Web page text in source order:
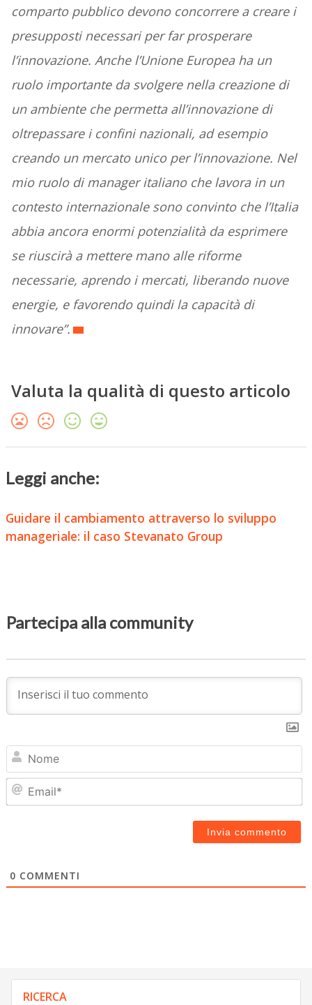
comparto pubblico devono concorrere a creare i
presupposti necessari per far prosperare
l’innovazione. Anche l’Unione Europea ha un
ruolo importante da svolgere nella creazione di
un ambiente che permetta all’innovazione di
oltrepassare i confini nazionali, ad esempio
creando un mercato unico per l’innovazione. Nel
mio ruolo di manager italiano che lavora in un
contesto internazionale sono convinto che l’Italia
abbia ancora enormi potenzialità da esprimere
se riuscirà a mettere mano alle riforme
necessarie, aprendo i mercati, liberando nuove
energie, e favorendo quindi la capacità di
innovare”.
Valuta la qualità di questo articolo
Leggi anche:
Guidare il cambiamento attraverso lo sviluppo
manageriale: il caso Stevanato Group
Partecipa alla community
0 COMMENTI
RICERCA